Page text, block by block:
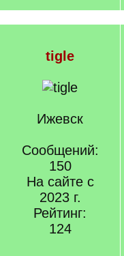
tigle
Ижевск
Сообщений:
150
На сайте с
2023 г.
Рейтинг:
124